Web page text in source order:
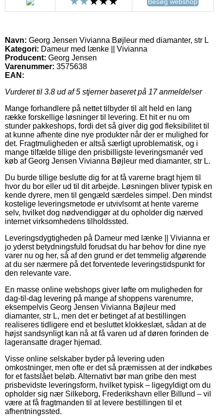
Navn: Georg Jensen Vivianna Bøjleur med diamanter, str L
Kategori: Dameur med lænke || Vivianna
Producent: Georg Jensen
Varenummer: 3575638
EAN:
Vurderet til 3.8 ud af 5 stjerner baseret på 17anmeldelser
Mange forhandlere på nettet tilbyder til alt held en lang
række forskellige løsninger til levering. Et hit er nu om
stunder pakkeshops, fordi det så giver dig god fleksibilitet til
at kunne afhente dine nye produkter når der er mulighed for
det. Fragtmuligheden er altså særligt uproblematisk, og i
mange tilfælde tillige den prisbilligste leveringsmanér ved
køb af Georg Jensen Vivianna Bøjleur med diamanter, str L.
Du burde tillige beslutte dig for at få varerne bragt hjem til
hvor du bor eller ud til dit arbejde. Løsningen bliver typisk en
kende dyrere, men til gengæld særdeles simpel. Den mindst
kostelige leveringsmetode er utvivlsomt at hente varerne
selv, hvilket dog nødvendiggør at du opholder dig nærved
internet virksomhedens tilholdssted.
Leveringsdygtigheden på Dameur med lænke || Vivianna er
jo yderst betydningsfuld forudsat du har behov for dine nye
varer nu og her, så af den grund er det temmelig afgørende
at du ser nærmere på det forventede leveringstidspunkt for
den relevante vare.
En masse online webshops giver løfte om muligheden for
dag-til-dag levering på mange af shoppens varenumre,
eksempelvis Georg Jensen Vivianna Bøjleur med
diamanter, str L, men det er betinget af at bestillingen
realiseres tidligere end et besluttet klokkeslæt, sådan at de
højst sandsynligt kan nå at få varen ud af døren forinden de
lageransatte drager hjemad.
Visse online selskaber byder på levering uden
omkostninger, men ofte er det så præmissen at der indkøbes
for et fastslået beløb. Alternativt bør man gribe den mest
prisbevidste leveringsform, hvilket typisk – ligegyldigt om du
opholder sig nær Silkeborg, Frederikshavn eller Billund – vil
være at få fragtmanden til at levere bestillingen til et
afhentningssted.